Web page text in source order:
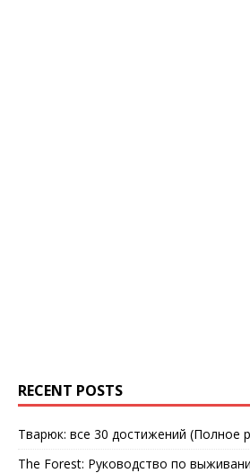
RECENT POSTS
Тварюк: все 30 достижений (Полное
The Forest: Руководство по